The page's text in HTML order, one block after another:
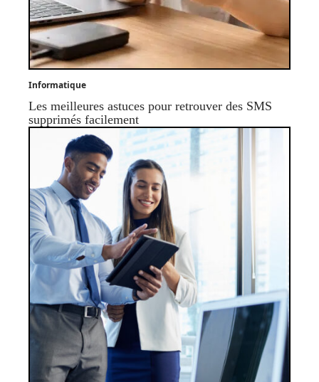
Informatique
Les meilleures astuces pour retrouver des SMS
supprimés facilement